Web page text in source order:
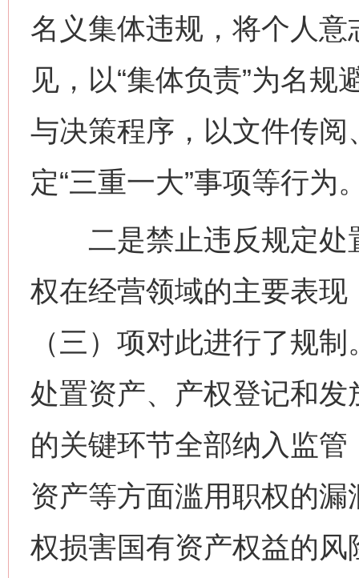
名义集体违规，将个人
见，以“集体负责”为名
与决策程序，以文件传
定“三重一大”事项等行为
二是禁止违反规定处
权在经营领域的主要表
（三）项对此进行了规
处置资产、产权登记和
的关键环节全部纳入监
资产等方面滥用职权的
权损害国有资产权益的风